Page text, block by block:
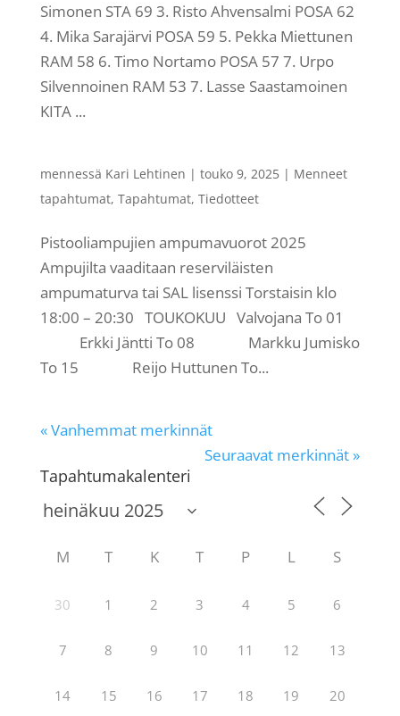
Simonen STA 69 3. Risto Ahvensalmi POSA 62
4. Mika Sarajärvi POSA 59 5. Pekka Miettunen
RAM 58 6. Timo Nortamo POSA 57 7. Urpo
Silvennoinen RAM 53 7. Lasse Saastamoinen
KITA ...
mennessä Kari Lehtinen | touko 9, 2025| Menneet
tapahtumat, Tapahtumat, Tiedotteet
Pistooliampujien ampumavuorot 2025
Ampujilta vaaditaan reserviläisten
ampumaturva tai SAL lisenssi Torstaisin klo
18:00 – 20:30 TOUKOKUU Valvojana To 01
Erkki Jäntti To 08 Markku Jumisko
To 15 Reijo Huttunen To...
« Vanhemmat merkinnät
Seuraavat merkinnät »
Tapahtumakalenteri
M T K T P L S
30 1 2 3 4 5 6
7 8 9 10 11 12 13
14 15 16 17 18 19 20